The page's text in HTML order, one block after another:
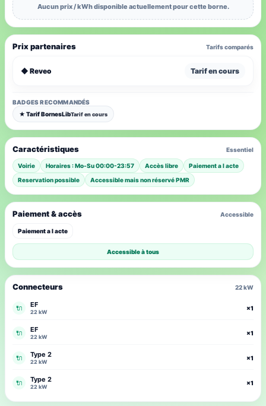
Aucun prix / kWh disponible actuellement pour cette borne.
Prix partenaires Tarifs comparés
◆ Reveo Tarif en cours
BADGES RECOMMANDÉS
★ Tarif BornesLibTarif en cours
Caractéristiques Essentiel
Voirie Horaires : Mo-Su 00:00-23:57 Accès libre
Paiement a l acte
Reservation possible
Accessible mais non réservé PMR
Connecteurs 22 kW
🔌 EF
22 kW
×1
🔌 EF
22 kW
×1
🔌 Type 2
22 kW
×1
🔌 Type 2
22 kW
×1
Paiement & accès Accessible
Paiement a l acte
Accessible à tous